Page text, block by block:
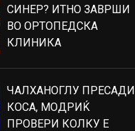
СИНЕР? ИТНО ЗАВРШИ
ВО ОРТОПЕДСКА
КЛИНИКА
ЧАЛХАНОГЛУ ПРЕСАДИ
КОСА, МОДРИЌ
ПРОВЕРИ КОЛКУ Е